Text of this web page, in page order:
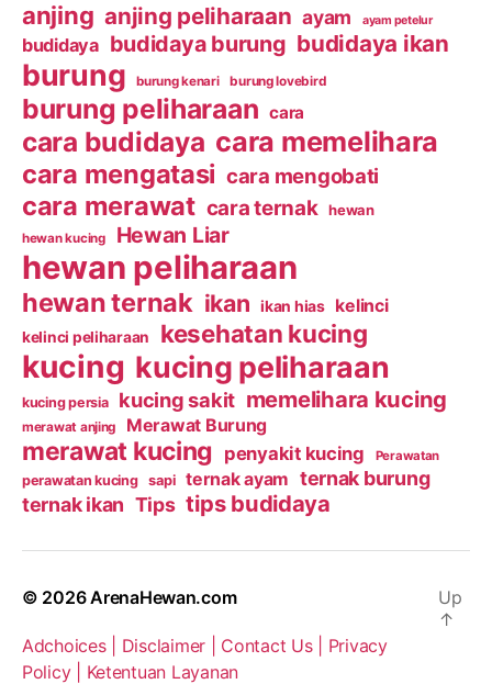
anjing anjing peliharaan ayam ayam petelur
budidaya budidaya burung budidaya ikan
burung burung kenari burung lovebird
burung peliharaan cara
cara budidaya cara memelihara
cara mengatasi cara mengobati
cara merawat cara ternak hewan
hewan kucing Hewan Liar
hewan peliharaan
hewan ternak ikan ikan hias kelinci
kelinci peliharaan kesehatan kucing
kucing kucing peliharaan
kucing persia kucing sakit memelihara kucing
merawat anjing Merawat Burung
merawat kucing penyakit kucing Perawatan
perawatan kucing sapi ternak ayam ternak burung
ternak ikan Tips tips budidaya
© 2026ArenaHewan.com
Adchoices | Disclaimer | Contact Us | Privacy
Policy | Ketentuan Layanan
Up
↑